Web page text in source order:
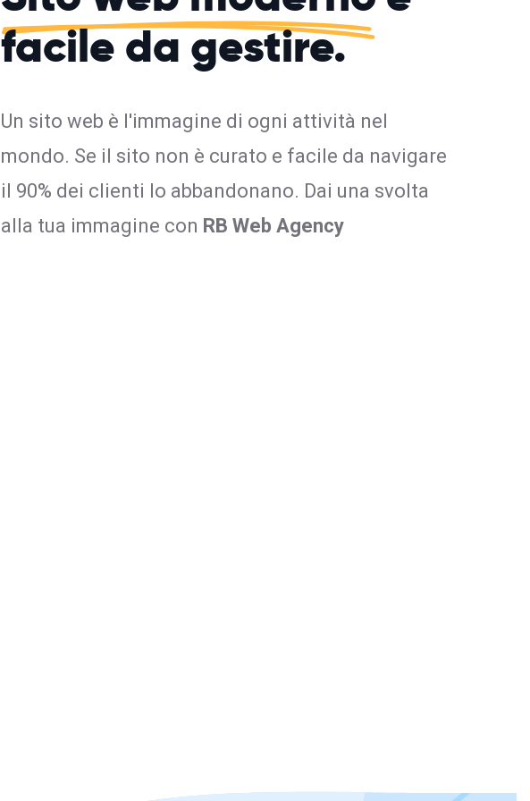
facile da gestire.
Un sito web è l'immagine di ogni attività nel
mondo. Se il sito non è curato e facile da navigare
il 90% dei clienti lo abbandonano. Dai una svolta
alla tua immagine con RB Web Agency